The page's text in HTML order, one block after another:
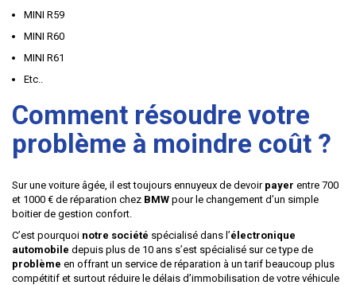
MINI R59
MINI R60
MINI R61
Etc..
Comment résoudre votre
problème à moindre coût ?
Sur une voiture âgée, il est toujours ennuyeux de devoir payer entre 700
et 1000 € de réparation chez BMW pour le changement d’un simple
boitier de gestion confort.
C’est pourquoi notre société spécialisé dans l’électronique
automobile depuis plus de 10 ans s’est spécialisé sur ce type de
problème en offrant un service de réparation à un tarif beaucoup plus
compétitif et surtout réduire le délais d’immobilisation de votre véhicule